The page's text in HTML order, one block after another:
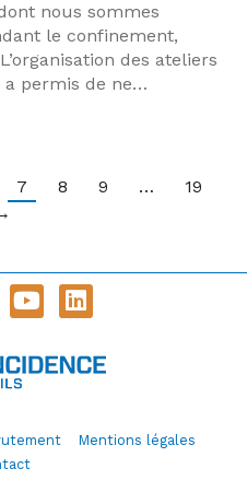
nous sommes
le confinement,
des ateliers
a permis de ne…
7 8 9 …
19
Mentions légales